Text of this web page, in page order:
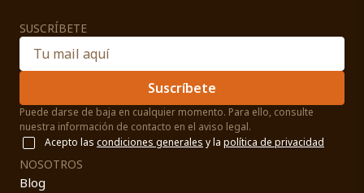
SUSCRÍBETE
Suscríbete
Puede darse de baja en cualquier momento. Para ello, consulte
nuestra información de contacto en el aviso legal.
Acepto las condiciones generales y la política de privacidad
NOSOTROS
Blog